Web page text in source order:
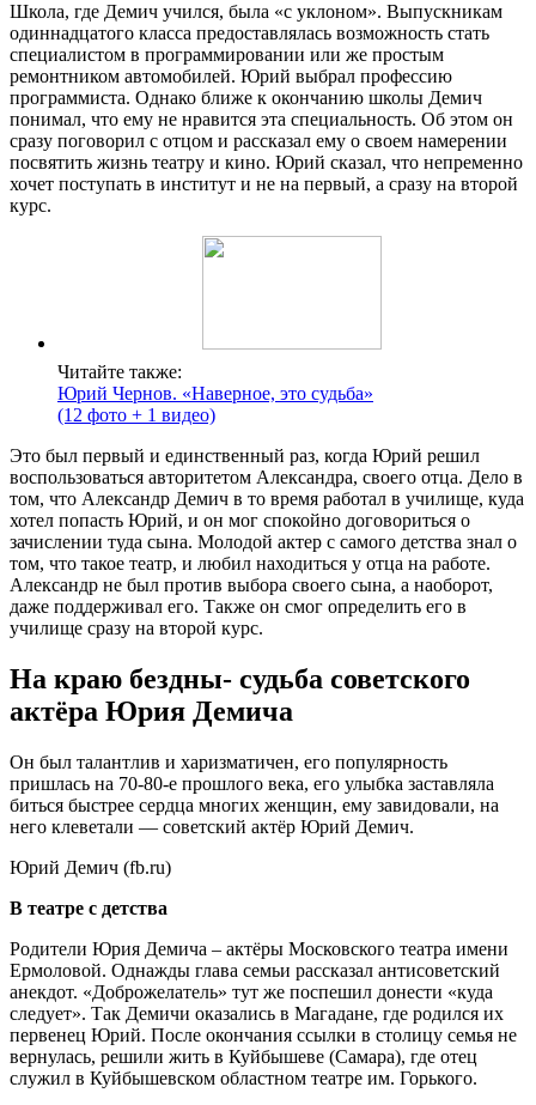
Школа, где Демич учился, была «с уклоном». Выпускникам
одиннадцатого класса предоставлялась возможность стать
специалистом в программировании или же простым
ремонтником автомобилей. Юрий выбрал профессию
программиста. Однако ближе к окончанию школы Демич
понимал, что ему не нравится эта специальность. Об этом он
сразу поговорил с отцом и рассказал ему о своем намерении
посвятить жизнь театру и кино. Юрий сказал, что непременно
хочет поступать в институт и не на первый, а сразу на второй
курс.
Читайте также:
Юрий Чернов. «Наверное, это судьба»
(12 фото + 1 видео)
Это был первый и единственный раз, когда Юрий решил
воспользоваться авторитетом Александра, своего отца. Дело в
том, что Александр Демич в то время работал в училище, куда
хотел попасть Юрий, и он мог спокойно договориться о
зачислении туда сына. Молодой актер с самого детства знал о
том, что такое театр, и любил находиться у отца на работе.
Александр не был против выбора своего сына, а наоборот,
даже поддерживал его. Также он смог определить его в
училище сразу на второй курс.
На краю бездны- судьба советского
актёра Юрия Демича
Он был талантлив и харизматичен, его популярность
пришлась на 70-80-е прошлого века, его улыбка заставляла
биться быстрее сердца многих женщин, ему завидовали, на
него клеветали — советский актёр Юрий Демич.
Юрий Демич (fb.ru)
В театре с детства
Родители Юрия Демича – актёры Московского театра имени
Ермоловой. Однажды глава семьи рассказал антисоветский
анекдот. «Доброжелатель» тут же поспешил донести «куда
следует». Так Демичи оказались в Магадане, где родился их
первенец Юрий. После окончания ссылки в столицу семья не
вернулась, решили жить в Куйбышеве (Самара), где отец
служил в Куйбышевском областном театре им. Горького.